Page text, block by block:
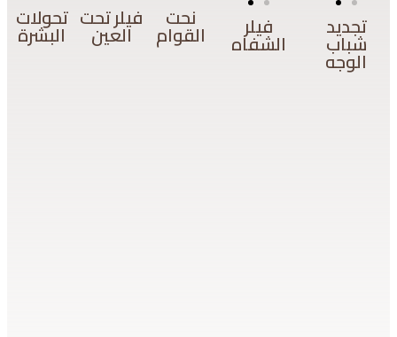
تجديد
شباب
الوجه
فيلر
الشفاه
نحت
القوام
فيلر تحت
العين
تحولات
البشرة